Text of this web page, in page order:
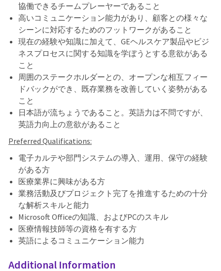
協働できるチームプレーヤーであること
高いコミュニケーション能力があり、顧客との様々な
シーンに対応するためのフットワークがあること
現在の経験や知識に加えて、GEヘルスケア製品やビジ
ネスプロセスに関する知識を学ぼうとする意欲がある
こと
周囲のステークホルダーとの、オープンな相互フィー
ドバックができ、既存業務を改善していく姿勢がある
こと
日本語が流ちょうであること。英語力は不問ですが、
英語力向上の意欲があること
Preferred Qualifications:
電子カルテや部門システムの導入、運用、保守の経験
がある方
医療業界に興味がある方
業務活動及びプロジェクト完了を推進するための十分
な解析スキルと能力
Microsoft Officeの知識、およびPCのスキル
医療情報技師等の資格を有する方
英語によるコミュニケーション能力
Additional Information